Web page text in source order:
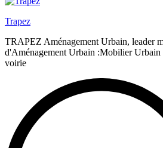
Trapez
TRAPEZ Aménagement Urbain, leader
d'Aménagement Urbain :Mobilier Urbain
voirie